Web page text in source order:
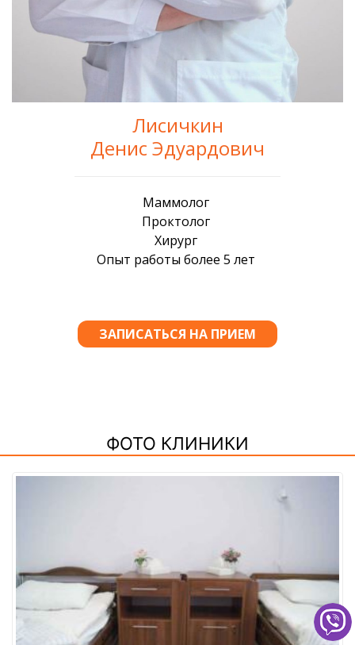
Лисичкин
Денис Эдуардович
ФОТО КЛИНИКИ